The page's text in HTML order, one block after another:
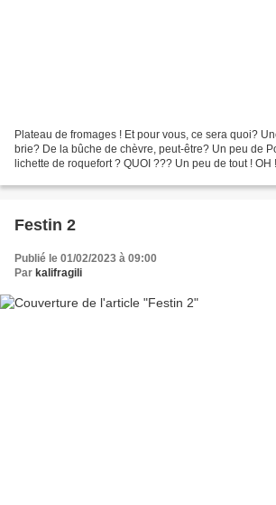
Plateau de fromages ! Et pour vous, ce sera quoi?
brie? De la bûche de chèvre, peut-être? Un peu de
lichette de roquefort ? QUOI ??? Un peu de tout ! OH
Festin 2
Publié le 01/02/2023 à 09:00
Par kalifragili